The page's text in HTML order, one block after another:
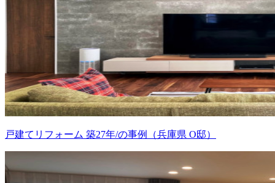
戸建てリフォーム 築27年/の事例（兵庫県 O邸）